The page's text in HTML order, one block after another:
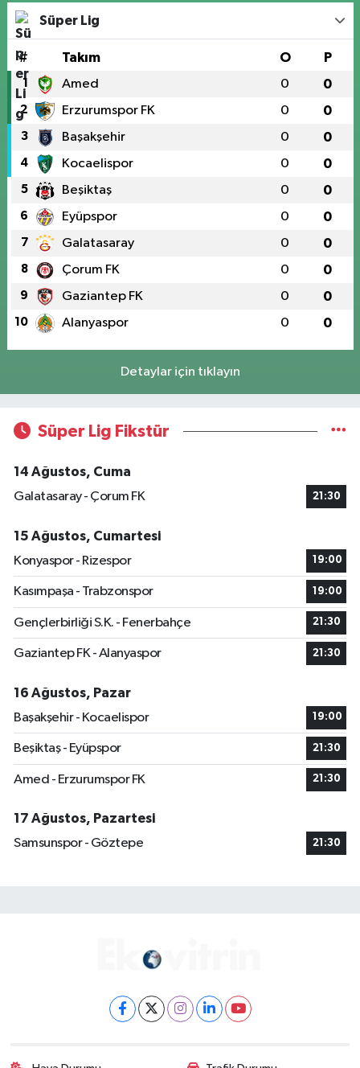
Süper Lig
# Takım O P
1 Amed 0 0
2 Erzurumspor FK 0 0
3 Başakşehir 0 0
4 Kocaelispor 0 0
5 Beşiktaş 0 0
6 Eyüpspor 0 0
7 Galatasaray 0 0
8 Çorum FK 0 0
9 Gaziantep FK 0 0
10 Alanyaspor 0 0
Detaylar için tıklayın
Süper Lig Fikstür
14 Ağustos, Cuma
Galatasaray - Çorum FK
21:30
15 Ağustos, Cumartesi
Konyaspor - Rizespor
19:00
Kasımpaşa - Trabzonspor 19:00
Gençlerbirliği S.K. - Fenerbahçe 21:30
Gaziantep FK - Alanyaspor 21:30
16 Ağustos, Pazar
Başakşehir - Kocaelispor
19:00
Beşiktaş - Eyüpspor 21:30
Amed - Erzurumspor FK 21:30
17 Ağustos, Pazartesi
Samsunspor - Göztepe
21:30